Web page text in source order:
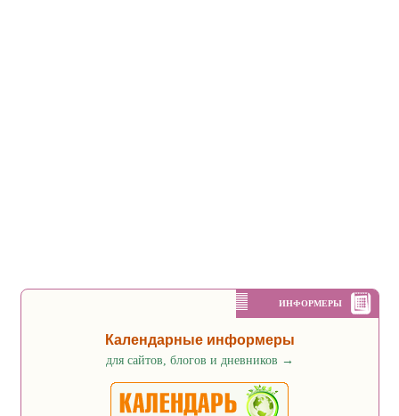
ИНФОРМЕРЫ
Календарные информеры
для сайтов, блогов и дневников →